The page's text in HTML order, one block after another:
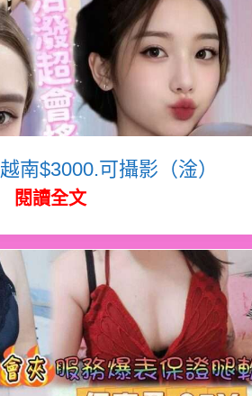
越南$3000.可攝影（淦）
閱讀全文